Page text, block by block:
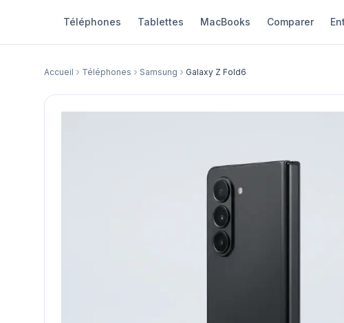
Téléphones Tablettes MacBooks Comparer
Accueil Téléphones Samsung Galaxy Z Fold6